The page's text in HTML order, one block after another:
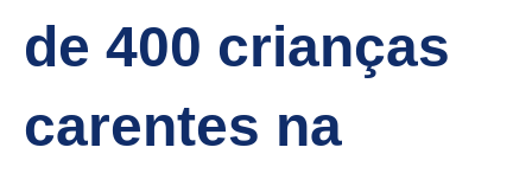
de 400 crianças
carentes na